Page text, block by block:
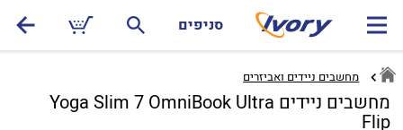
סניפים
מחשבים ניידים ואביזרים
מחשבים ניידים Yoga Slim 7 OmniBook Ultra
Flip